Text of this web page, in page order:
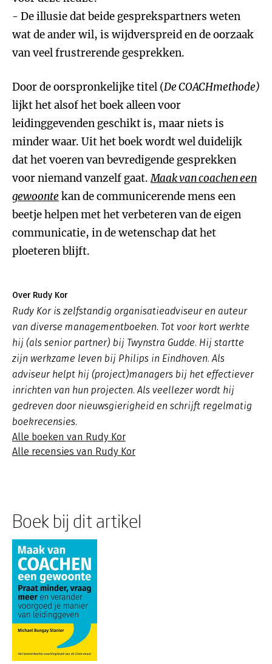
- De illusie dat beide gesprekspartners weten
wat de ander wil, is wijdverspreid en de oorzaak
van veel frustrerende gesprekken.
Door de oorspronkelijke titel (De COACHmethode)
lijkt het alsof het boek alleen voor
leidinggevenden geschikt is, maar niets is
minder waar. Uit het boek wordt wel duidelijk
dat het voeren van bevredigende gesprekken
voor niemand vanzelf gaat.Maak van coachen een
gewoonte kan de communicerende mens een
beetje helpen met het verbeteren van de eigen
communicatie, in de wetenschap dat het
ploeteren blijft.
Over Rudy Kor
Rudy Kor is zelfstandig organisatieadviseur en auteur
van diverse managementboeken. Tot voor kort werkte
hij (als senior partner) bij Twynstra Gudde. Hij startte
zijn werkzame leven bij Philips in Eindhoven. Als
adviseur helpt hij (project)managers bij het effectiever
inrichten van hun projecten. Als veellezer wordt hij
gedreven door nieuwsgierigheid en schrijft regelmatig
boekrecensies.
Alle boeken van Rudy Kor
Alle recensies van Rudy Kor
Boek bij dit artikel